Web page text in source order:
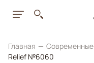
Главная Современные
Relief №6060